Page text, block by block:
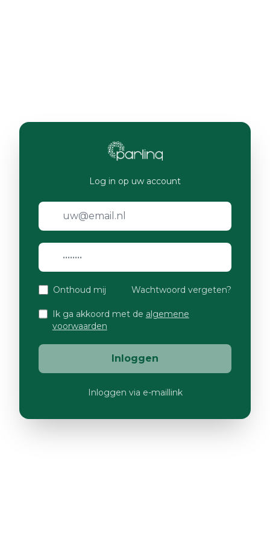
Log in op uw account
Onthoud mij Wachtwoord vergeten?
Ik ga akkoord met de algemene
voorwaarden
Inloggen
Inloggen via e-maillink